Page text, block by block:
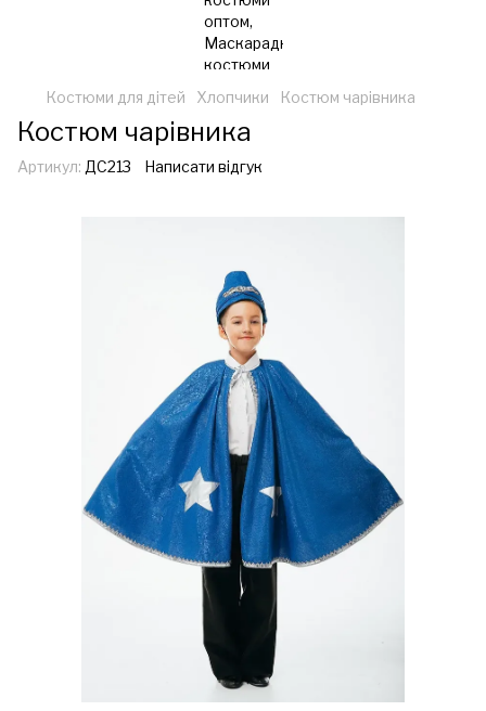
Костюми для дітей Хлопчики Костюм чарівника
Костюм чарівника
Артикул: ДС213 Написати відгук